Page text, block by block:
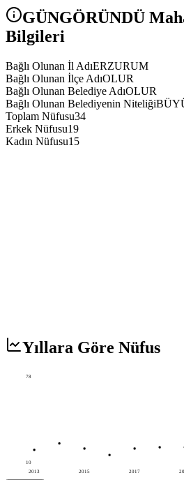
GÜNGÖRÜNDÜ
Bilgileri
Bağlı Olunan İl AdıERZURUM
Bağlı Olunan İlçe AdıOLUR
Bağlı Olunan Belediye AdıOLUR
Bağlı Olunan Belediyenin Niteliği
Toplam Nüfusu34
Erkek Nüfusu19
Kadın Nüfusu15
Yıllara Göre Nüfus
2013 2015 2017
78
10